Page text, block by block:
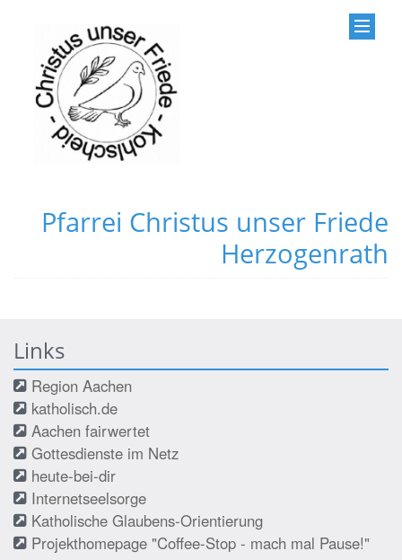
Pfarrei Christus unser Friede
Herzogenrath
Links
Region Aachen
katholisch.de
Aachen fairwertet
Gottesdienste im Netz
heute-bei-dir
Internetseelsorge
Katholische Glaubens-Orientierung
Projekthomepage "Coffee-Stop - mach mal Pause!"